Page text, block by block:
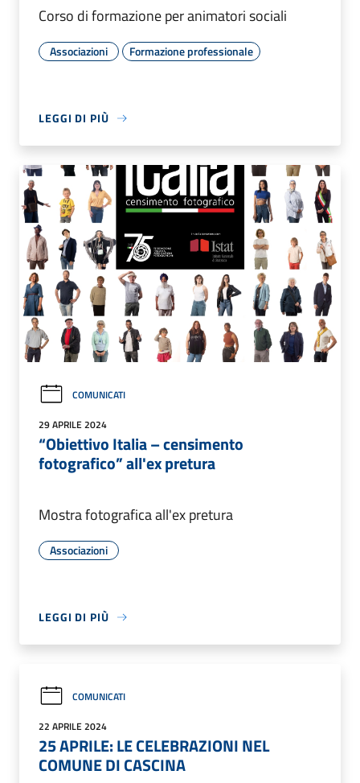
Corso di formazione per animatori sociali
Associazioni Formazione professionale
LEGGI DI PIÙ
COMUNICATI
29 APRILE 2024
“Obiettivo Italia – censimento
fotografico” all'ex pretura
Mostra fotografica all'ex pretura
Associazioni
LEGGI DI PIÙ
COMUNICATI
22 APRILE 2024
25 APRILE: LE CELEBRAZIONI NEL
COMUNE DI CASCINA